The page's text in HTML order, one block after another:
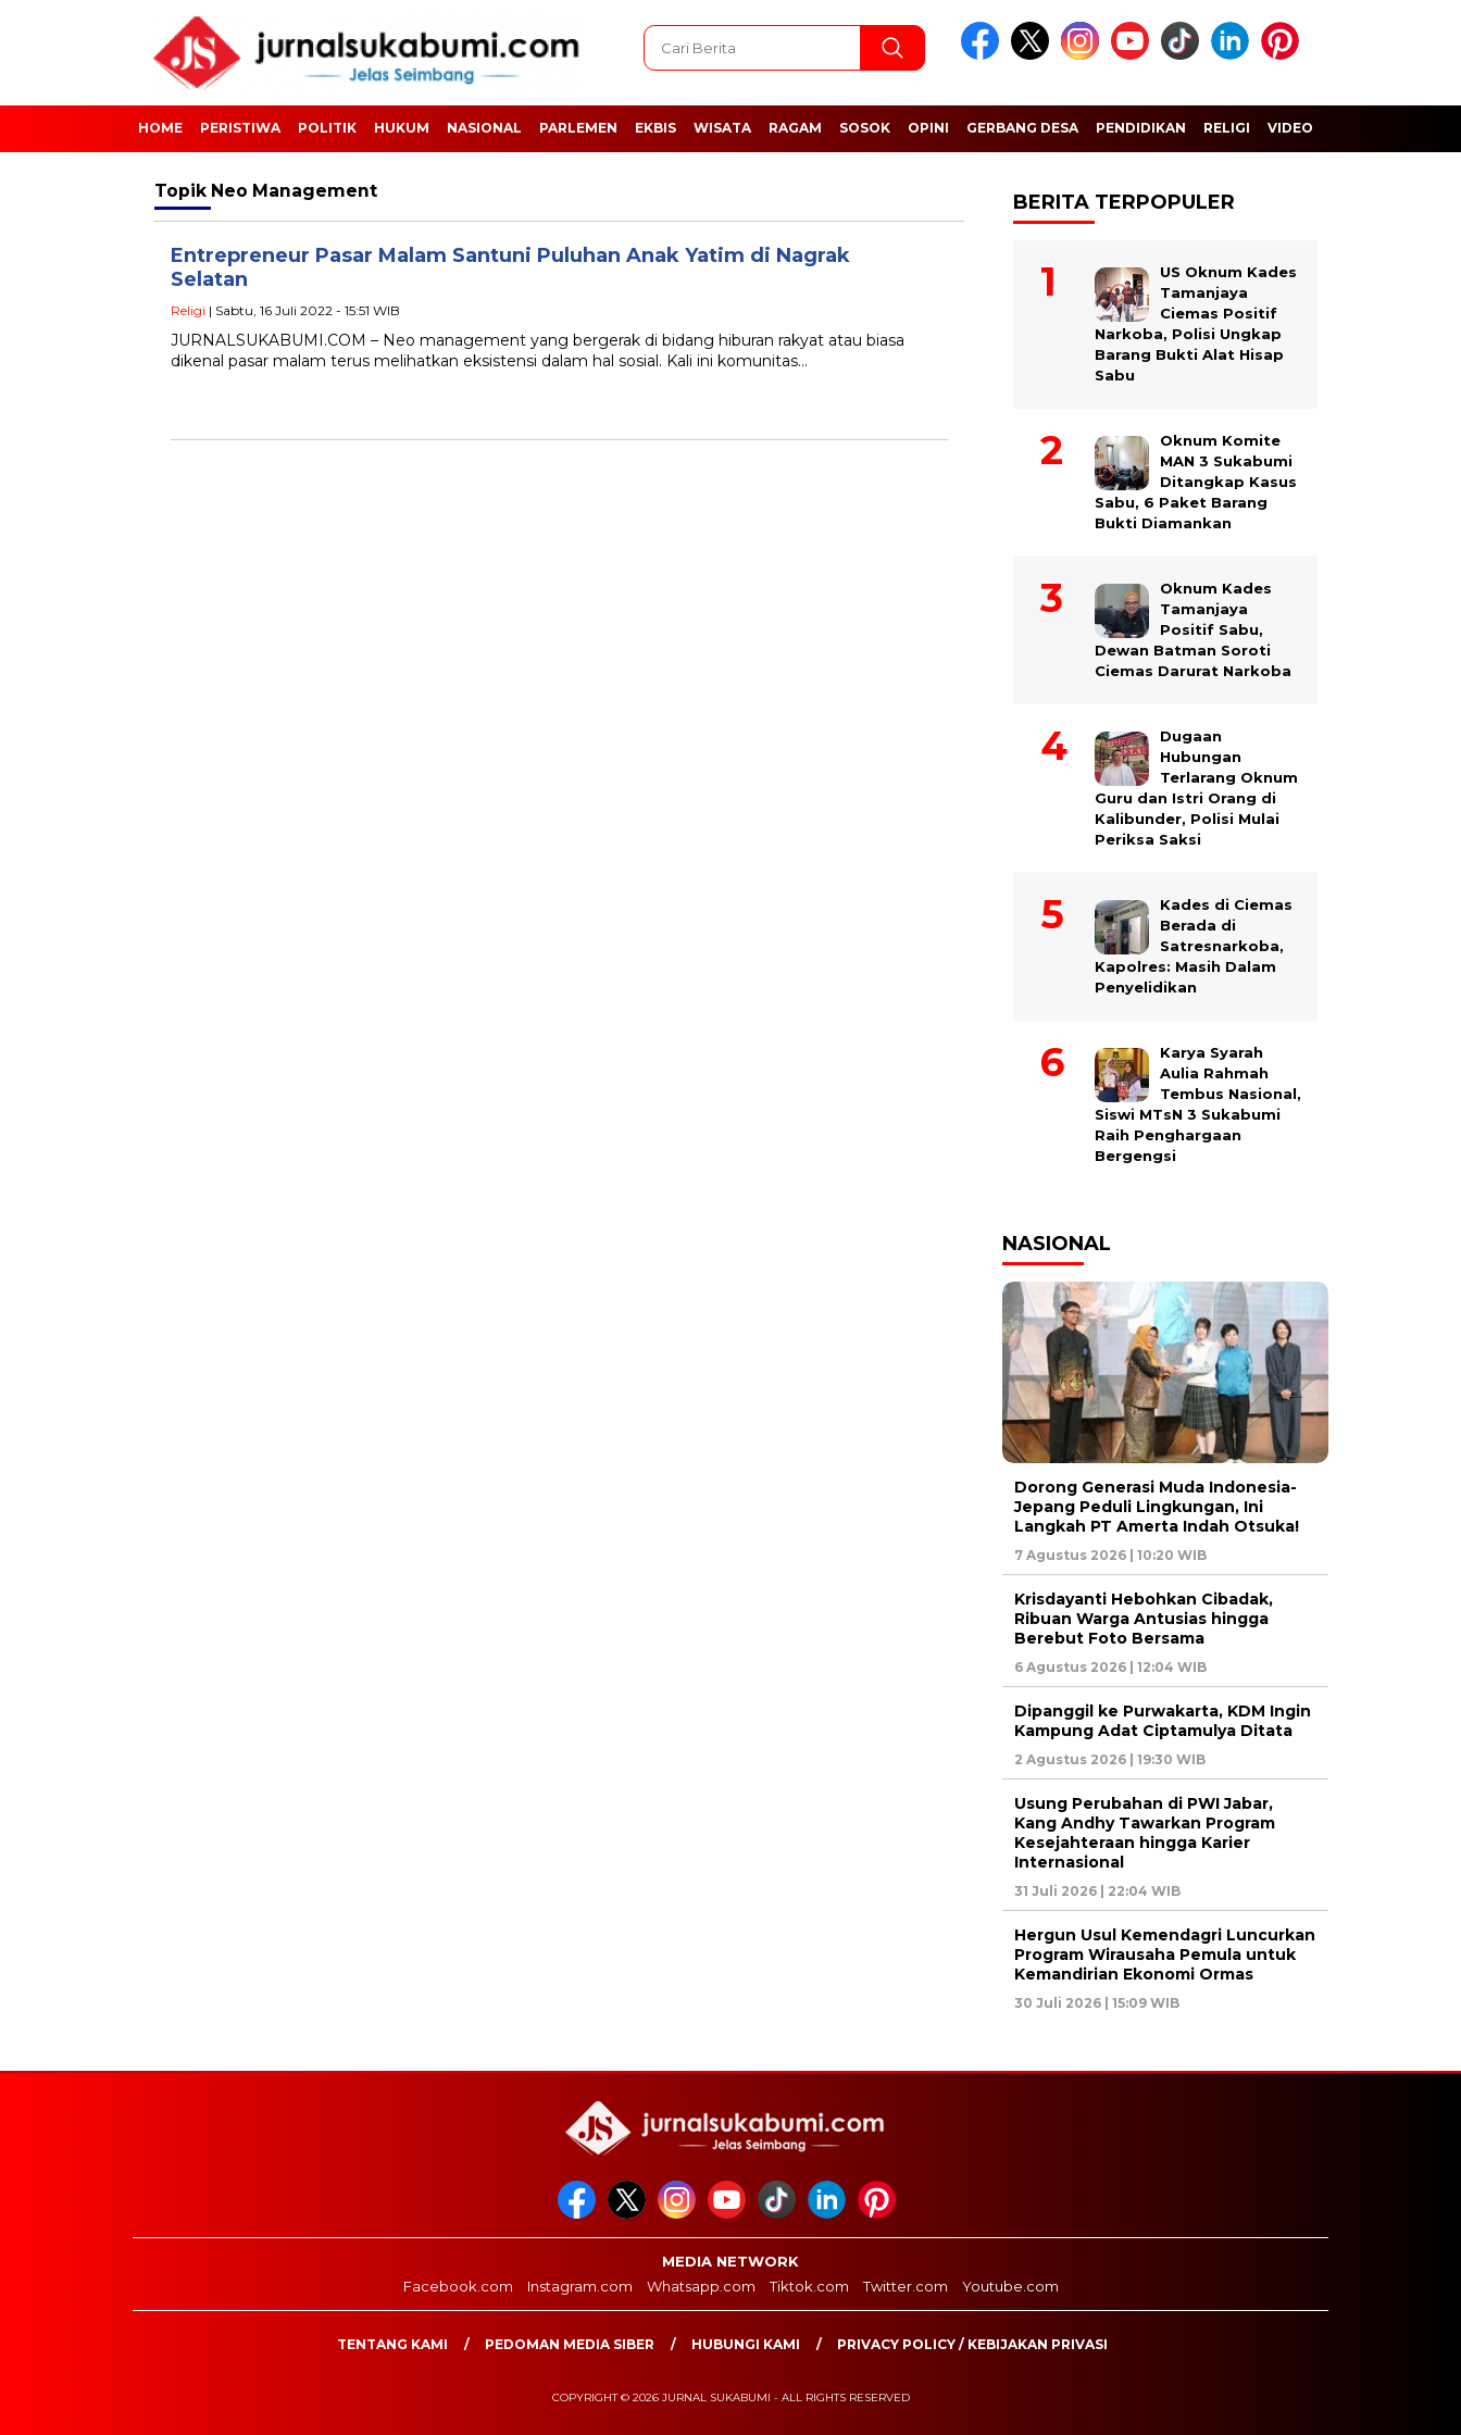
HOME PERISTIWA POLITIK HUKUM NASIONAL PARLEMEN EKBIS WISATA RAGAM SOSOK OPINI GERBANG DESA PENDIDIKAN RELIGI VIDEO
Topik Neo Management
Entrepreneur Pasar Malam Santuni Puluhan Anak Yatim di Nagrak
Selatan
Religi | Sabtu, 16 Juli 2022 - 15:51 WIB
JURNALSUKABUMI.COM – Neo management yang bergerak di bidang hiburan rakyat atau biasa
dikenal pasar malam terus melihatkan eksistensi dalam hal sosial. Kali ini komunitas…
BERITA TERPOPULER
US Oknum Kades
Tamanjaya
Ciemas Positif
Narkoba, Polisi Ungkap
Barang Bukti Alat Hisap
Sabu
Oknum Komite
MAN 3 Sukabumi
Ditangkap Kasus
Sabu, 6 Paket Barang
Bukti Diamankan
Oknum Kades
Tamanjaya
Positif Sabu,
Dewan Batman Soroti
Ciemas Darurat Narkoba
Dugaan
Hubungan
Terlarang Oknum
Guru dan Istri Orang di
Kalibunder, Polisi Mulai
Periksa Saksi
Kades di Ciemas
Berada di
Satresnarkoba,
Kapolres: Masih Dalam
Penyelidikan
Karya Syarah
Aulia Rahmah
Tembus Nasional,
Siswi MTsN 3 Sukabumi
Raih Penghargaan
Bergengsi
NASIONAL
Dorong Generasi Muda Indonesia-
Jepang Peduli Lingkungan, Ini
Langkah PT Amerta Indah Otsuka!
7 Agustus 2026 | 10:20 WIB
Krisdayanti Hebohkan Cibadak,
Ribuan Warga Antusias hingga
Berebut Foto Bersama
6 Agustus 2026 | 12:04 WIB
Dipanggil ke Purwakarta, KDM Ingin
Kampung Adat Ciptamulya Ditata
2 Agustus 2026 | 19:30 WIB
Usung Perubahan di PWI Jabar,
Kang Andhy Tawarkan Program
Kesejahteraan hingga Karier
Internasional
31 Juli 2026 | 22:04 WIB
Hergun Usul Kemendagri Luncurkan
Program Wirausaha Pemula untuk
Kemandirian Ekonomi Ormas
30 Juli 2026 | 15:09 WIB
MEDIA NETWORK
Facebook.com
Instagram.com Whatsapp.com Tiktok.com Twitter.com Youtube.com
TENTANG KAMI PEDOMAN MEDIA SIBER HUBUNGI KAMI PRIVACY POLICY / KEBIJAKAN PRIVASI
COPYRIGHT © 2026 JURNAL SUKABUMI - ALL RIGHTS RESERVED